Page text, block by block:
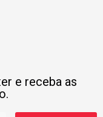
e receba as